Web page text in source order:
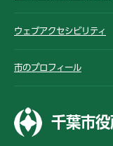
ウェブアクセシビリティ
市のプロフィール
千葉市役